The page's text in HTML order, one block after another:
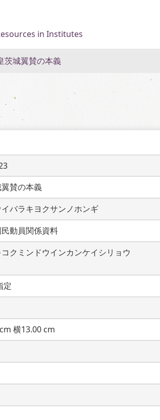
in Institutes
茨城翼賛の本義
賛の本義
バラキヨクサンノホンギ
動員関係資料
クミンドウインカンケイシリョウ
定
横13.00 cm